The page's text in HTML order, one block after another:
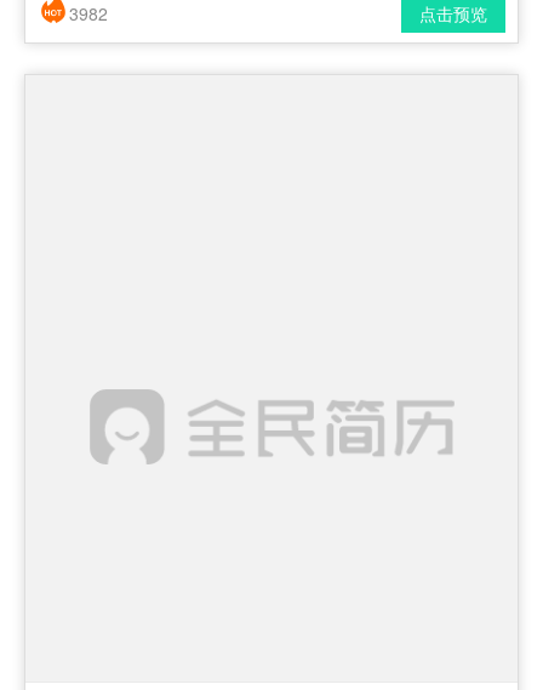
简历风格： 时尚 / 简洁 / 应届生
点击预览
3982